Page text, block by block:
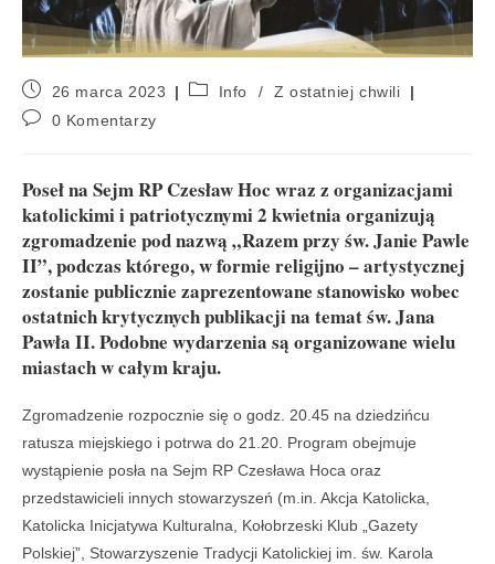
26 marca 2023 Info /
Z ostatniej chwili
0 Komentarzy
Poseł na Sejm RP Czesław Hoc wraz z organizacjami
katolickimi i patriotycznymi 2 kwietnia organizują
zgromadzenie pod nazwą „Razem przy św. Janie Pawle
II”, podczas którego, w formie religijno – artystycznej
zostanie publicznie zaprezentowane stanowisko wobec
ostatnich krytycznych publikacji na temat św. Jana
Pawła II. Podobne wydarzenia są organizowane wielu
miastach w całym kraju.
Zgromadzenie rozpocznie się o godz. 20.45 na dziedzińcu
ratusza miejskiego i potrwa do 21.20. Program obejmuje
wystąpienie posła na Sejm RP Czesława Hoca oraz
przedstawicieli innych stowarzyszeń (m.in. Akcja Katolicka,
Katolicka Inicjatywa Kulturalna, Kołobrzeski Klub „Gazety
Polskiej”, Stowarzyszenie Tradycji Katolickiej im. św. Karola